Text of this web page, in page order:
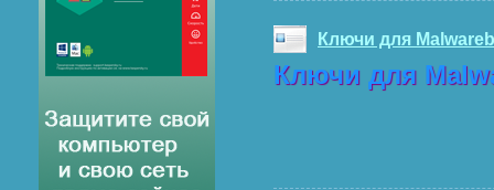
Ключи для
Ключи для